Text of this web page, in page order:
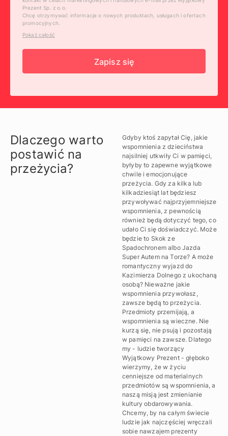
Prezent Sp. z o.o.
Chcę otrzymywać informacje o nowych produktach, usługach i ofertach
promocyjnych.
Pokaż całość
Zapisz się
Dlaczego warto
postawić na
przeżycia?
Gdyby ktoś zapytał Cię, jakie
wspomnienia z dzieciństwa
najsilniej utkwiły Ci w pamięci,
byłyby to zapewne wyjątkowe
chwile i emocjonujące
przeżycia. Gdy za kilka lub
kilkadziesiąt lat będziesz
przywoływać najprzyjemniejsze
wspomnienia, z pewnością
również będą dotyczyć tego, co
udało Ci się doświadczyć. Może
będzie to Skok ze
Spadochronem albo Jazda
Super Autem na Torze? A może
romantyczny wyjazd do
Kazimierza Dolnego z ukochaną
osobą? Nieważne jakie
wspomnienia przywołasz,
zawsze będą to przeżycia.
Przedmioty przemijają, a
wspomnienia są wieczne. Nie
kurzą się, nie psują i pozostają
w pamięci na zawsze. Dlatego
my - ludzie tworzący
Wyjątkowy Prezent - głęboko
wierzymy, że w życiu
cenniejsze od materialnych
przedmiotów są wspomnienia, a
naszą misją jest zmienianie
kultury obdarowywania.
Chcemy, by na całym świecie
ludzie jak najczęściej wręczali
sobie nawzajem prezenty